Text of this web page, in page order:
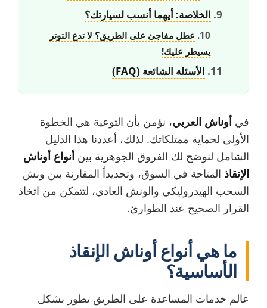
الخلاصة: أيهما أنسب لسيارتك؟
عطل مفاجئ على الطريق؟ لا تدع التوتر
يسيطر عليك!
الأسئلة الشائعة (FAQ)
في أوناش العربي، نؤمن بأن التوعية هي الخطوة
الأولى لحماية ممتلكاتك. لذلك، أعددنا هذا الدليل
الشامل لنوضح لك الفروق الجوهرية بين أنواع أوناش
الإنقاذ المتاحة في السوق، وتحديداً المقارنة بين ونش
السحب الهيدروليكي والونش العادي، لتتمكن من اتخاذ
القرار الصحيح عند الطوارئ.
ما هي أنواع أوناش الإنقاذ
الأساسية؟
عالم خدمات المساعدة على الطريق تطور بشكل